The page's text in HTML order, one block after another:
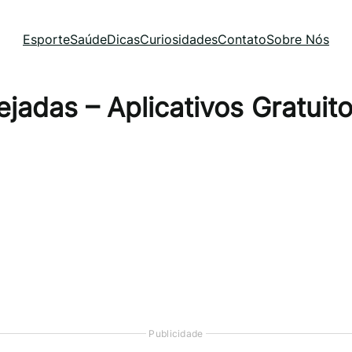
EsporteSaúdeDicasCuriosidadesContatoSobre Nós
– Aplicativos
Publicidade